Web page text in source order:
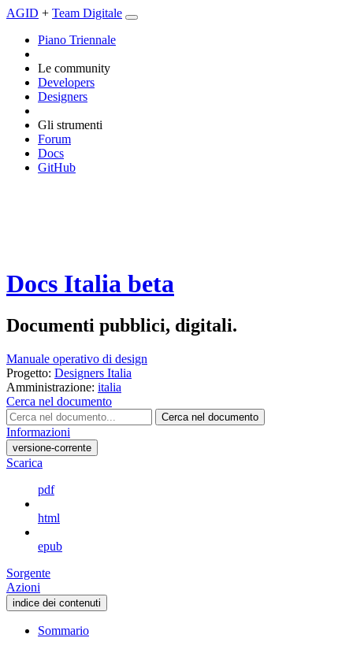
AGID + Team Digitale
Piano Triennale
Le community
Developers
Designers
Gli strumenti
Forum
Docs
GitHub
Docs Italia beta
Documenti pubblici, digitali.
Manuale operativo di design
Progetto: Designers Italia
Amministrazione: italia
Cerca nel documento
Cerca nel documento
Informazioni
versione-corrente
Scarica
pdf
html
epub
Sorgente
Azioni
indice dei contenuti
Sommario